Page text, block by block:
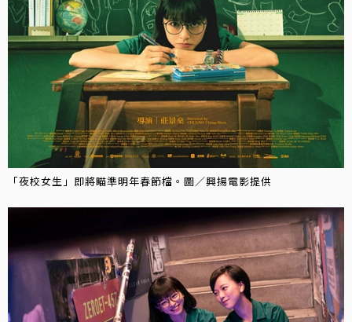
「夜校女生」即將瞄準明年春節檔。圖／興揚電影提供